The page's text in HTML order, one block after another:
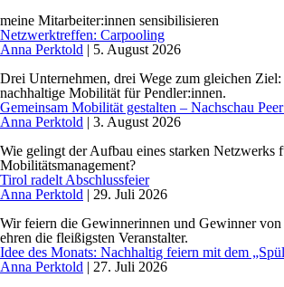
meine Mitarbeiter:innen sensibilisieren
Netzwerktreffen: Carpooling
Anna Perktold | 5. August 2026
Drei Unternehmen, drei Wege zum gleichen
nachhaltige Mobilität für Pendler:innen.
Gemeinsam Mobilität gestalten – Nachschau
Anna Perktold | 3. August 2026
Wie gelingt der Aufbau eines starken Netzwerks
Mobilitätsmanagement?
Tirol radelt Abschlussfeier
Anna Perktold | 29. Juli 2026
Wir feiern die Gewinnerinnen und Gewinner
ehren die fleißigsten Veranstalter.
Idee des Monats: Nachhaltig feiern mit dem
Anna Perktold | 27. Juli 2026